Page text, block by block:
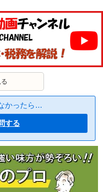
かったら…
する